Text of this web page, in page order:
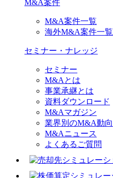
M&A案件
M&A案件一覧
海外M&A案件一覧
セミナー・ナレッジ
セミナー
M&Aとは
事業承継とは
資料ダウンロード
M&Aマガジン
業界別のM&A動向
M&Aニュース
よくあるご質問